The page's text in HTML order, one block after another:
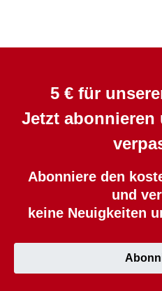
5 € für
Jetzt
Abonniere den
und
keine Neuigkeiten